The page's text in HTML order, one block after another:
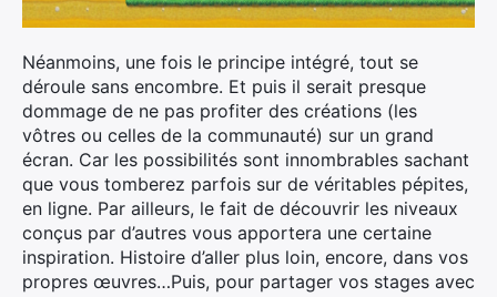
Néanmoins, une fois le principe intégré, tout se
déroule sans encombre. Et puis il serait presque
dommage de ne pas profiter des créations (les
vôtres ou celles de la communauté) sur un grand
écran. Car les possibilités sont innombrables sachant
que vous tomberez parfois sur de véritables pépites,
en ligne. Par ailleurs, le fait de découvrir les niveaux
conçus par d’autres vous apportera une certaine
inspiration. Histoire d’aller plus loin, encore, dans vos
propres œuvres…Puis, pour partager vos stages avec